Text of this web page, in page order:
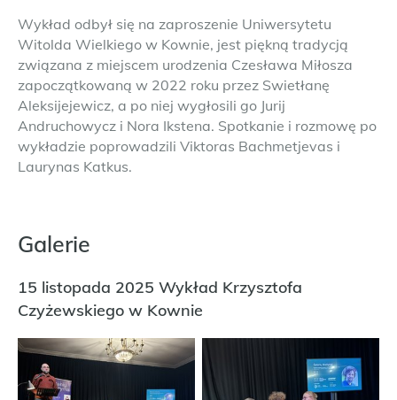
Wykład odbył się na zaproszenie Uniwersytetu
Witolda Wielkiego w Kownie, jest piękną tradycją
związana z miejscem urodzenia Czesława Miłosza
zapoczątkowaną w 2022 roku przez Swietłanę
Aleksijejewicz, a po niej wygłosili go Jurij
Andruchowycz i Nora Ikstena. Spotkanie i rozmowę po
wykładzie poprowadzili Viktoras Bachmetjevas i
Laurynas Katkus.
Galerie
15 listopada 2025 Wykład Krzysztofa
Czyżewskiego w Kownie